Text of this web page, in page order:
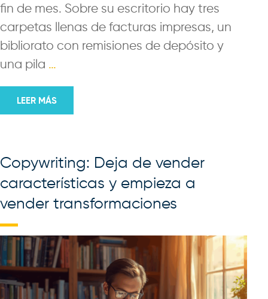
fin de mes. Sobre su escritorio hay tres
carpetas llenas de facturas impresas, un
bibliorato con remisiones de depósito y
una pila …
LEER MÁS
Copywriting: Deja de vender
características y empieza a
vender transformaciones